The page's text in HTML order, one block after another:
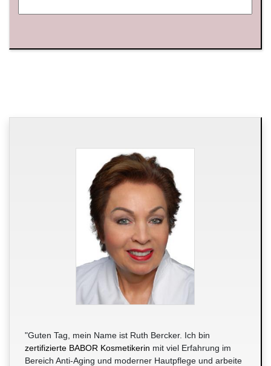
"Guten Tag, mein Name ist Ruth Bercker. Ich bin
zertifizierte BABOR Kosmetikerin mit viel Erfahrung im
Bereich Anti-Aging und moderner Hautpflege und arbeite